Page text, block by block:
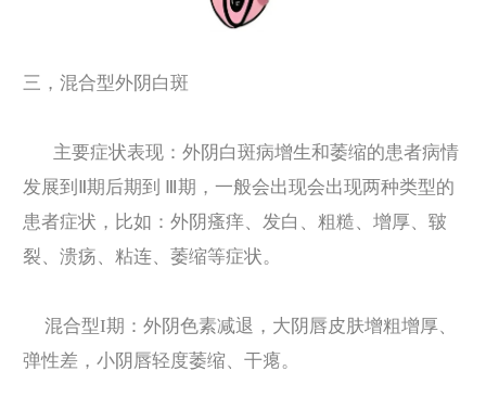
三， 混合型外阴白斑
主要症状表现：外阴白斑病增生和萎缩的患者病情
发展到Ⅱ期后期到 Ⅲ期，一般会出现会出现两种类型的
患者症状，比如：外阴瘙痒、发白、粗糙、增厚、皲
裂、溃疡、粘连、萎缩等症状。
混合型I期：外阴色素减退，大阴唇皮肤增粗增厚、
弹性差，小阴唇轻度萎缩、干瘪。